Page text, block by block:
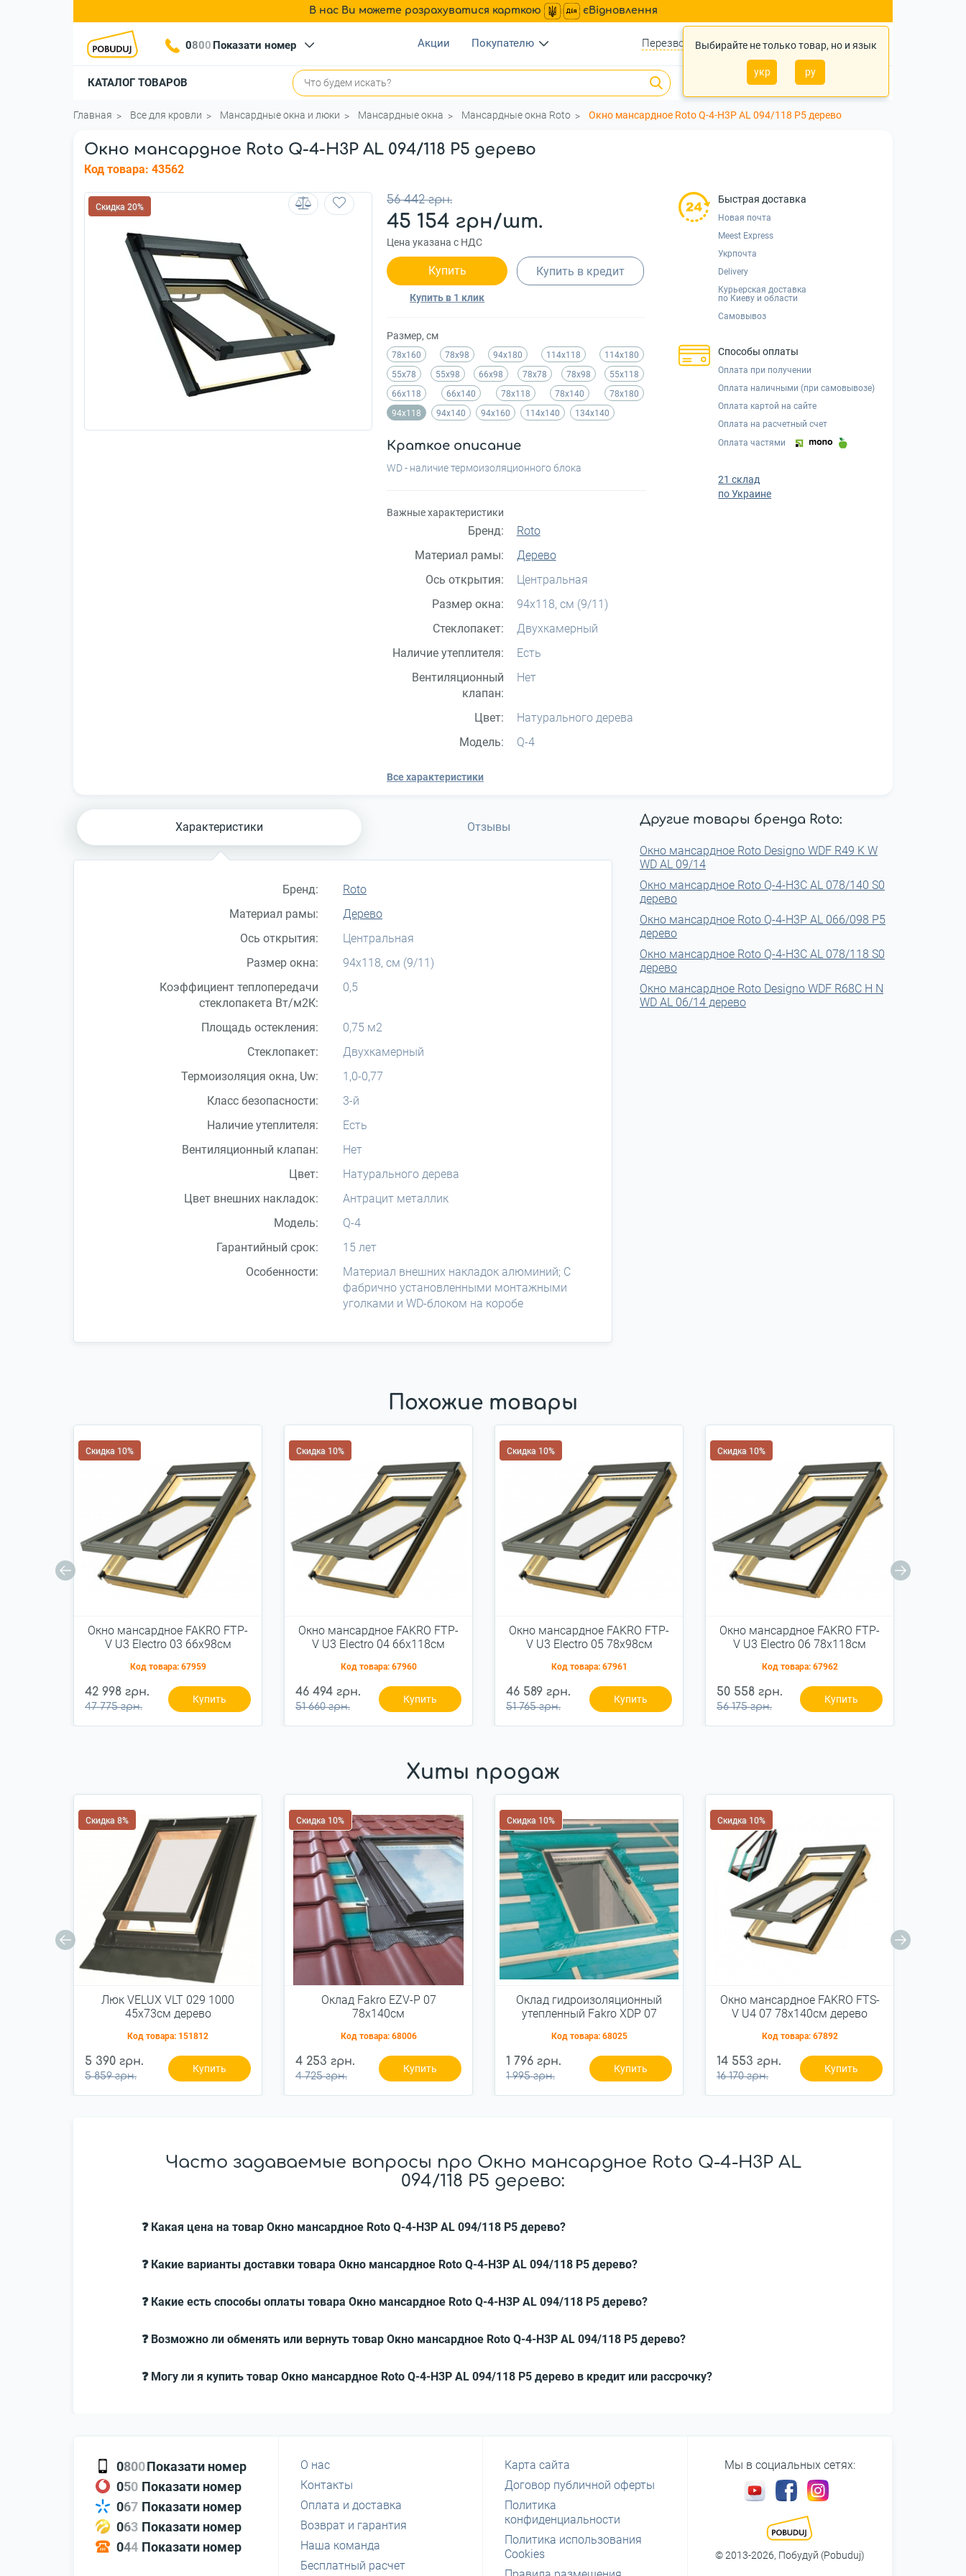
В нас Ви можете розрахуватися карткою єВідновлення
Выбирайте не только товар, но и язык
укр ру
0800 Показати номер Акции Покупателю Перезвонить? Войти Укр Ру
КАТАЛОГ ТОВАРОВ 0
Главная Все для кровли Мансардные окна и люки Мансардные окна Мансардные окна Roto Окно мансардное Roto Q-4-H3P AL 094/118 P5 дерево
Окно мансардное Roto Q-4-H3P AL 094/118 P5 дерево
Код товара: 43562
Скидка 20%
56 442 грн.
45 154 грн/шт.
Цена указана с НДС
Купить
Купить в 1 клик
Купить в кредит
Размер, см
78х160 78х98 94х180 114х118
114х180
55x78
55x98 66x98 78x78 78x98
55x118
66x118
66x140 78x118 78x140
78x180
94x118
94x140 94x160 114x140 134x140
Краткое описание
WD - наличие термоизоляционного блока
Важные характеристики
Бренд:
Roto
Материал рамы:
Дерево
Ось открытия:
Центральная
Размер окна:
94x118, см (9/11)
Стеклопакет:
Двухкамерный
Наличие утеплителя:
Есть
Вентиляционный
клапан:
Нет
Цвет:
Натурального дерева
Модель:
Q-4
Все характеристики
Быстрая доставка
Новая почта
Meest Express
Укрпочта
Delivery
Курьерская доставка
по Киеву и области
Самовывоз
Способы оплаты
Оплата при получении
Оплата наличными (при самовывозе)
Оплата картой на сайте
Оплата на расчетный счет
Оплата частями
21 склад
по Украине
Характеристики Отзывы
Бренд:
Roto
Материал рамы:
Дерево
Ось открытия:
Центральная
Размер окна:
94x118, см (9/11)
Коэффициент теплопередачи
стеклопакета Вт/м2К:
0,5
Площадь остекления:
0,75 м2
Стеклопакет:
Двухкамерный
Термоизоляция окна, Uw:
1,0-0,77
Класс безопасности:
3-й
Наличие утеплителя:
Есть
Вентиляционный клапан:
Нет
Цвет:
Натурального дерева
Цвет внешних накладок:
Антрацит металлик
Модель:
Q-4
Гарантийный срок:
15 лет
Особенности:
Материал внешних накладок алюминий; С
фабрично установленными монтажными
уголками и WD-блоком на коробе
Другие товары бренда Roto:
Окно мансардное Roto Designo WDF R49 K W
WD AL 09/14
Окно мансардное Roto Q-4-H3C AL 078/140 S0
дерево
Окно мансардное Roto Q-4-H3P AL 066/098 P5
дерево
Окно мансардное Roto Q-4-H3C AL 078/118 S0
дерево
Окно мансардное Roto Designo WDF R68С H N
WD AL 06/14 дерево
Похожие товары
Скидка 10%
Окно мансардное FAKRO FTP-
V U3 Electro 03 66x98см
Код товара: 67959
42 998 грн.
47 775 грн.
Купить
Скидка 10%
Окно мансардное FAKRO FTP-
V U3 Electro 04 66x118см
Код товара: 67960
46 494 грн.
51 660 грн.
Купить
Скидка 10%
Окно мансардное FAKRO FTP-
V U3 Electro 05 78x98см
Код товара: 67961
46 589 грн.
51 765 грн.
Купить
Скидка 10%
Окно мансардное FAKRO FTP-
V U3 Electro 06 78x118см
Код товара: 67962
50 558 грн.
56 175 грн.
Купить
Хиты продаж
Скидка 8%
Люк VELUX VLT 029 1000
45x73см дерево
Код товара: 151812
5 390 грн.
5 859 грн.
Купить
Скидка 10%
Оклад Fakro EZV-P 07
78x140см
Код товара: 68006
4 253 грн.
4 725 грн.
Купить
Скидка 10%
Оклад гидроизоляционный
утепленный Fakro XDP 07
Код товара: 68025
1 796 грн.
1 995 грн.
Купить
Скидка 10%
Окно мансардное FAKRO FTS-
V U4 07 78x140см дерево
Код товара: 67892
14 553 грн.
16 170 грн.
Купить
Часто задаваемые вопросы про Окно мансардное Roto Q-4-H3P AL
094/118 P5 дерево:
❓ Какая цена на товар Окно мансардное Roto Q-4-H3P AL 094/118 P5 дерево?
❓ Какие варианты доставки товара Окно мансардное Roto Q-4-H3P AL 094/118 P5 дерево?
❓ Какие есть способы оплаты товара Окно мансардное Roto Q-4-H3P AL 094/118 P5 дерево?
❓ Возможно ли обменять или вернуть товар Окно мансардное Roto Q-4-H3P AL 094/118 P5 дерево?
❓ Могу ли я купить товар Окно мансардное Roto Q-4-H3P AL 094/118 P5 дерево в кредит или рассрочку?
0800Показати номер
050 Показати номер
067 Показати номер
063 Показати номер
044 Показати номер
О нас
Контакты
Оплата и доставка
Возврат и гарантия
Наша команда
Бесплатный расчет
Карта сайта
Договор публичной оферты
Политика
конфиденциальности
Политика использования
Cookies
Мы в социальных сетях:
© 2013-2026, Побудуй (Pobuduj)